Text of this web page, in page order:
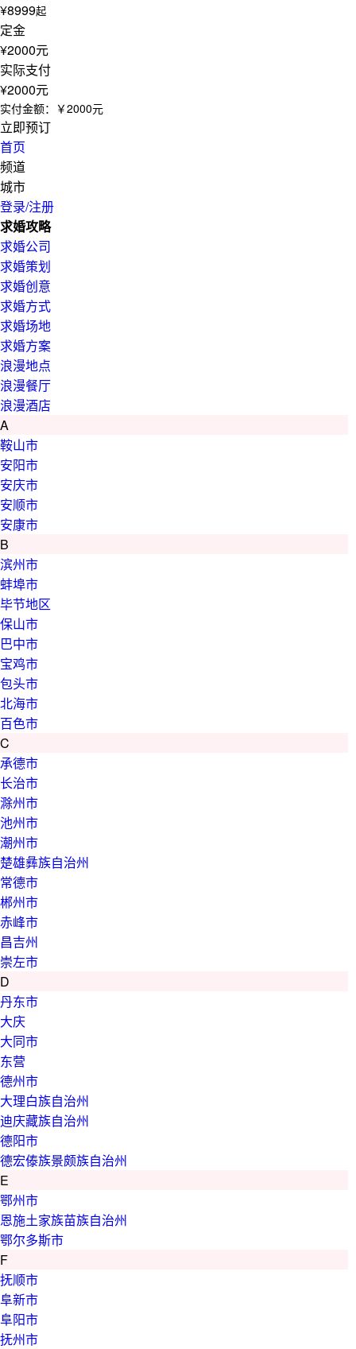
¥8999起
定金
¥2000元
实际支付
¥2000元
实付金额： ￥2000元
立即预订
首页
频道
城市
登录/注册
求婚攻略
求婚公司
求婚策划
求婚创意
求婚方式
求婚场地
求婚方案
浪漫地点
浪漫餐厅
浪漫酒店
A
鞍山市
安阳市
安庆市
安顺市
安康市
B
滨州市
蚌埠市
毕节地区
保山市
巴中市
宝鸡市
包头市
北海市
百色市
C
承德市
长治市
滁州市
池州市
潮州市
楚雄彝族自治州
常德市
郴州市
赤峰市
昌吉州
崇左市
D
丹东市
大庆
大同市
东营
德州市
大理白族自治州
迪庆藏族自治州
德阳市
德宏傣族景颇族自治州
E
鄂州市
恩施土家族苗族自治州
鄂尔多斯市
F
抚顺市
阜新市
阜阳市
抚州市